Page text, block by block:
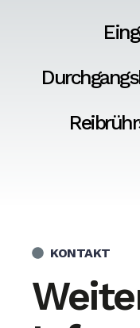
KONTAKT